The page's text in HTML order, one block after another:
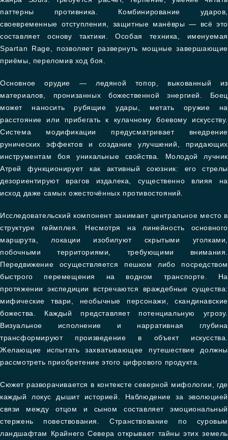
паттерны противника. Комбинирование ударов,
своевременные отступления, защитные манёвры — всё это
составляет основу тактики. Особая техника, именуемая
Spartan Rage, позволяет развернуть мощные завершающие
приёмы, переломив ход боя.
Основное орудие — ледяной топор, выкованный из
материалов, пронизанных божественной энергией. Боец
может наносить рубящие удары, метать оружие на
расстояние или прибегать к кулачному боевому искусству.
Система модификации предусматривает внедрение
рунических эффектов и создание улучшений, придающих
инструментам боя уникальные свойства. Молодой лучник
Атрей функционирует как активный союзник: его стрелы
дезориентируют врагов издалека, существенно влияя на
исход даже самых ожесточённых противостояний.
Исследовательский компонент занимает центральное место в
структуре геймплея. Несмотря на линейность основного
маршрута, локации изобилуют скрытыми уголками,
побочными территориями, требующими внимания.
Передвижение осуществляется пешком либо посредством
быстрого перемещения на водном транспорте. На
протяжении экспедиции встречаются враждебные существа:
мифические твари, необычные персонажи, скандинавские
божества. Каждый представляет потенциальную угрозу.
Визуальное исполнение и нарративная глубина
трансформируют произведение в объект искусства.
Желающие испытать захватывающее путешествие должны
рассмотреть приобретение этого цифрового продукта.
Сюжет разворачивается в контексте северной мифологии, где
каждый локус дышит историей. Наблюдение за эволюцией
связи между отцом и сыном составляет эмоциональный
стержень повествования. Странствование по суровым
ландшафтам Крайнего Севера открывает тайны этих земель